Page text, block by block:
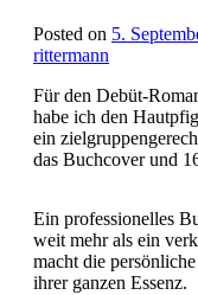
Posted on 5.
rittermann
Für den Debüt-
habe ich den
ein
das Buchcover und
Ein professionelles
weit mehr als ein
macht die
ihrer ganzen Essenz.